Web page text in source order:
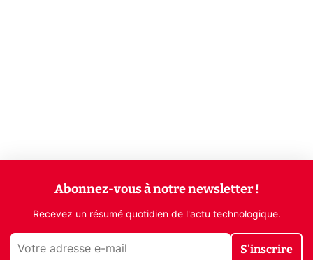
Abonnez-vous à notre newsletter !
Recevez un résumé quotidien de l'actu technologique.
S'inscrire